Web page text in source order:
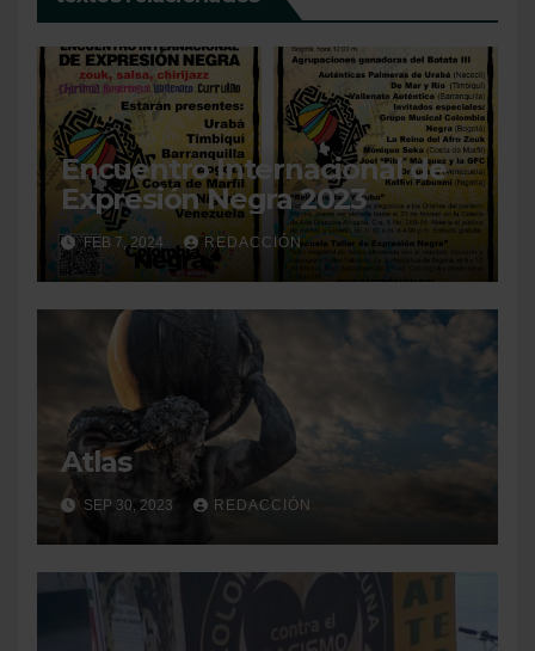
Encuentro Internacional de
Expresión Negra 2023
FEB 7, 2024 REDACCIÓN
Atlas
SEP 30, 2023 REDACCIÓN